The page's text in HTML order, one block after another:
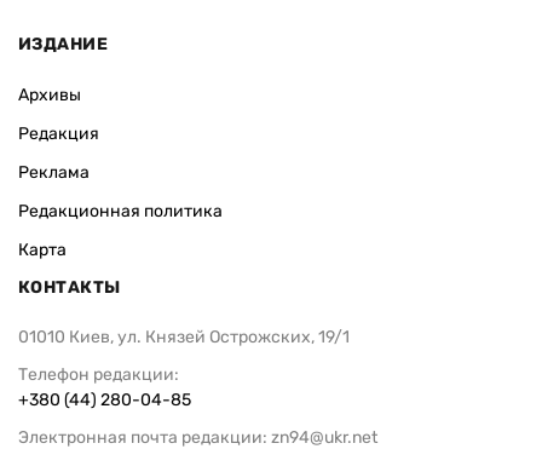
ИЗДАНИЕ
Архивы
Редакция
Реклама
Редакционная политика
Карта
КОНТАКТЫ
01010 Киев, ул. Князей Острожских, 19/1
Телефон редакции:
+380 (44) 280-04-85
Электронная почта редакции: zn94@ukr.net